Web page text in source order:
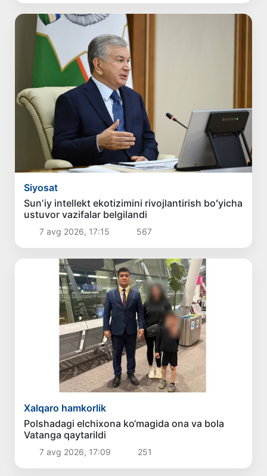
Siyosat
Sunʼiy intellekt ekotizimini rivojlantirish boʻyicha
ustuvor vazifalar belgilandi
7 avg 2026, 17:15 567
Xalqaro hamkorlik
Polshadagi elchixona ko‘magida ona va bola
Vatanga qaytarildi
7 avg 2026, 17:09 251